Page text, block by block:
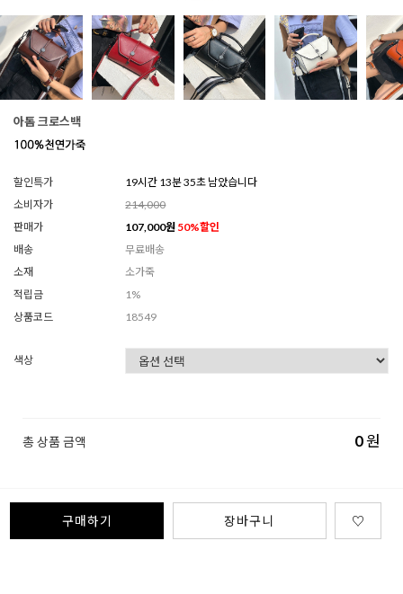
아톰 크로스백
할인특가
19시간 13분 32초 남았습니다
소비자가
214,000
판매가
107,000원 50%할인
배송
무료배송
소재
소가죽
적립금
1%
상품코드
18549
색상
총 상품 금액 0원
구매하기 장바구니 ♡